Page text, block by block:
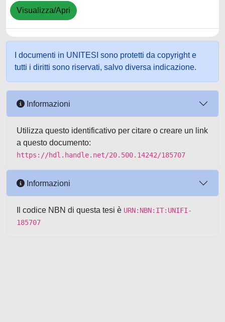
Visualizza/Apri
I documenti in UNITESI sono protetti da copyright e
tutti i diritti sono riservati, salvo diversa indicazione.
Informazioni
Utilizza questo identificativo per citare o creare un link
a questo documento:
https://hdl.handle.net/20.500.14242/185707
Informazioni
Il codice NBN di questa tesi è URN:NBN:IT:UNIFI-
185707